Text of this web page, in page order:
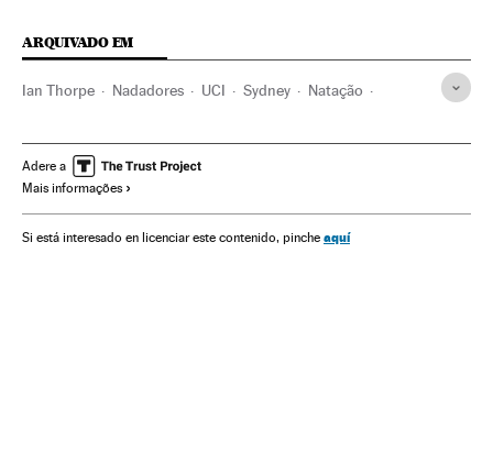
ARQUIVADO EM
Ian Thorpe Nadadores UCI Sydney Natação
Assistência sanitária Gente
Adere a
Mais informações
Si está interesado en licenciar este contenido, pinche aquí